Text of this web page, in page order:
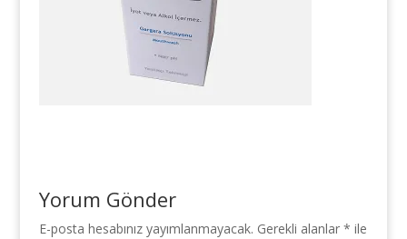
Yorum Gönder
E-posta hesabınız yayımlanmayacak. Gerekli alanlar * ile